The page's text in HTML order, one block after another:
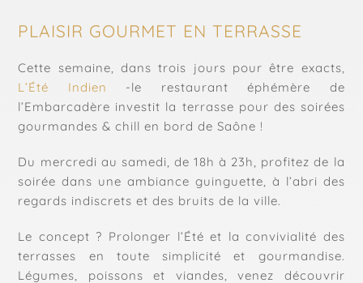
PLAISIR GOURMET EN TERRASSE
Cette semaine, dans trois jours pour être exacts,
L’Été Indien -le restaurant éphémère de
l’Embarcadère investit la terrasse pour des soirées
gourmandes & chill en bord de Saône !
Du mercredi au samedi, de 18h à 23h, profitez de la
soirée dans une ambiance guinguette, à l’abri des
regards indiscrets et des bruits de la ville.
Le concept ? Prolonger l’Été et la convivialité des
terrasses en toute simplicité et gourmandise.
Légumes, poissons et viandes, venez découvrir